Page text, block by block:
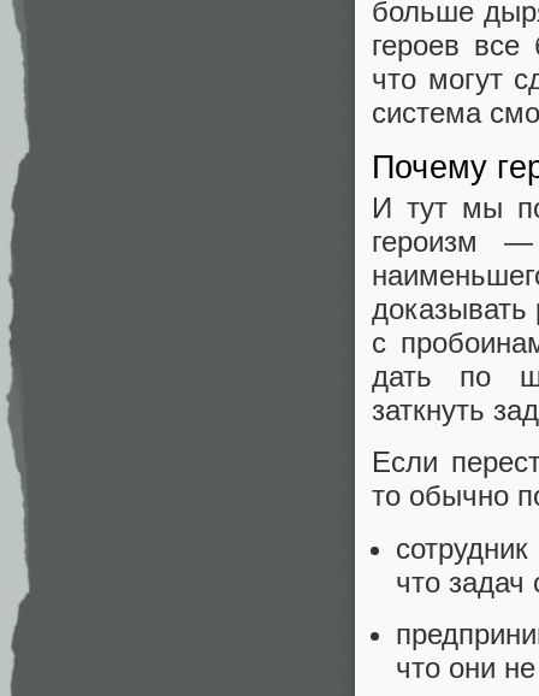
больше
героев
что могут
система
Почему
И тут мы
героизм
с
дать по
заткнуть
Если
то обычно
что задач
что они